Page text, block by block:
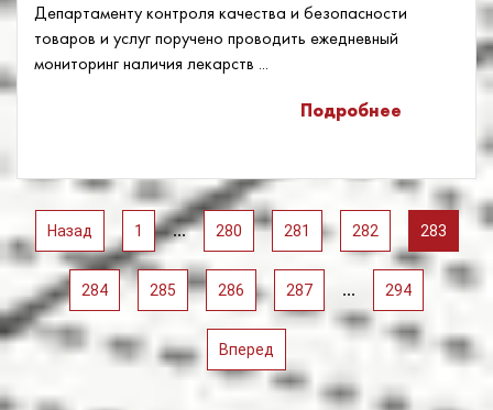
Департаменту контроля качества и безопасности
товаров и услуг поручено проводить ежедневный
мониторинг наличия лекарств ...
Подробнее
Назад 1 ... 280 281 282 283
284 285 286 287 ... 294
Вперед